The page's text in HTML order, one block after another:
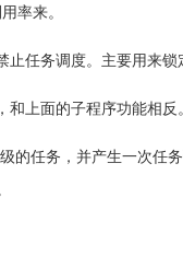
率来。
止任务调度。主要用来
和上面的子程序功能相反
级的任务，并产生一次